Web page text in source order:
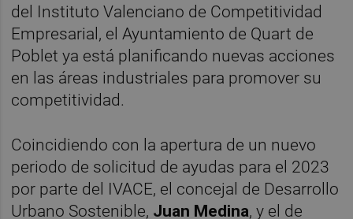
del Instituto Valenciano de Competitividad
Empresarial, el Ayuntamiento de Quart de
Poblet ya está planificando nuevas acciones
en las áreas industriales para promover su
competitividad.
Coincidiendo con la apertura de un nuevo
periodo de solicitud de ayudas para el 2023
por parte del IVACE, el concejal de Desarrollo
Urbano Sostenible, Juan Medina, y el de